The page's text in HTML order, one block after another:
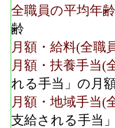
全職員の平均年
齢
月額・給料(全職
月額・扶養手当(
れる手当」の月
月額・地域手当(
支給される手当